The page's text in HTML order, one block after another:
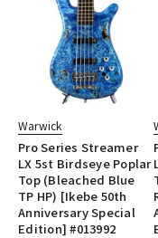
Warwick
Pro Series Streamer
LX 5st Birdseye Poplar
Top (Bleached Blue
TP HP) [Ikebe 50th
Anniversary Special
Edition] #013992